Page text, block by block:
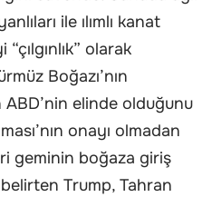
ile ılımlı kanat
olarak
Boğazı’nın
elinde olduğunu
onayı olmadan
geminin boğaza giriş
belirten Trump, Tahran